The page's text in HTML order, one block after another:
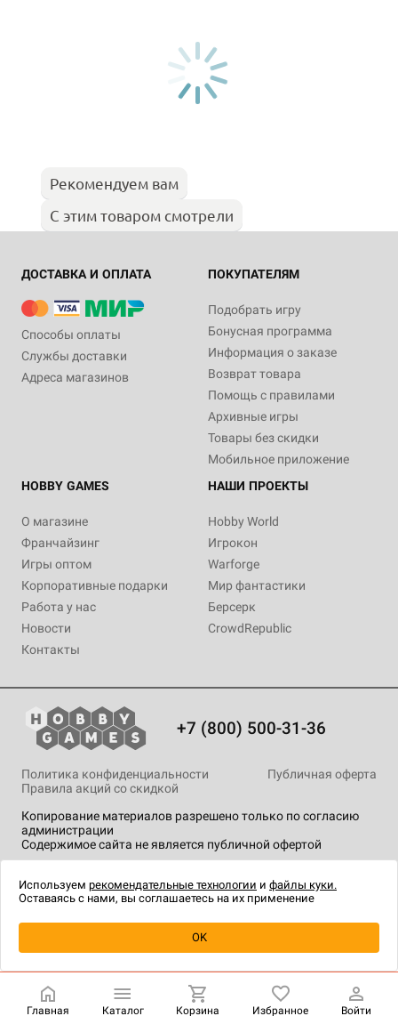
Уведомить о наличии
Рекомендуем вам
С этим товаром смотрели
ДОСТАВКА И ОПЛАТА
Способы оплаты
Службы доставки
Адреса магазинов
ПОКУПАТЕЛЯМ
Подобрать игру
Бонусная программа
Информация о заказе
Возврат товара
Помощь с правилами
Архивные игры
Товары без скидки
Мобильное приложение
HOBBY GAMES
О магазине
Франчайзинг
Игры оптом
Корпоративные подарки
Работа у нас
Новости
Контакты
НАШИ ПРОЕКТЫ
Hobby World
Игрокон
Warforge
Мир фантастики
Берсерк
CrowdRepublic
+7 (800) 500-31-36
Копирование материалов разрешено только по согласию
администрации
Содержимое сайта не является публичной офертой
Политика конфиденциальности
Публичная оферта
Правила акций со скидкой
технологии.
Главная Каталог Корзина Избранное Войти
Используем рекомендательные технологии и файлы куки.
Оставаясь с нами, вы соглашаетесь на их применение
OK